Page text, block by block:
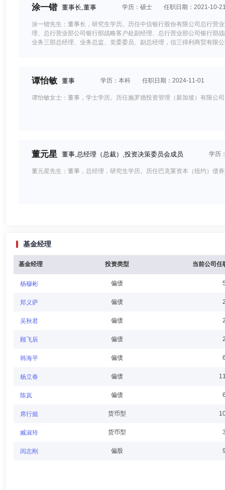
涂一锴 董事长,董事 学历：硕士 任职日期：2021-10-
涂一锴先生：董事长，研究生学历。历任中信银行股份有限公司总行营
理、总行营业部公司银行部战略客户处副经理、总行营业部公司银行部
业务三部总经理、业务总监、党委委员、副总经理，信三得利商贸有限
谭怡敏 董事 学历：本科 任职日期：2024-11-01
谭怡敏女士：董事，学士学历。历任施罗德投资管理（新加坡）有限公
董元星 董事,总经理（总裁）,投资决策委员会成员 学历
董元星先生：董事，总经理，研究生学历。历任巴克莱资本（纽约）债
安思宇女士：董事，本科学历。历任康博建创软件（上海）有限公司北
理、总经理，兼中信聚信（北京）资本管理有限公司副总经理，中信信
金管理有限公司董事、江西中威房地产开发有限公司董事、中国国际经
王伯莉 学历：本科
王伯莉女士：董事，中国台湾籍，本科学历。历任花旗银行经理，荷兰
董事长、瀚亚投资（香港）有限公司董事、瀚亚投资管理（上海）有限
桂思毅 董事会秘书,副总经理 任职日期：
桂思毅先生：副总经理，工商管理硕士。历任安达信咨询管理有限公
务总监、首席财务官、首席运营官。现任信诚基金管理有限公司副总经
金光辉 学历：硕士
基金经理
基金经理 投资类型 当前公司任
杨穆彬 偏债
郑义萨 偏债
吴秋君 偏债
顾飞辰 偏债
韩海平 偏债
杨立春 偏债
陈岚 偏债
席行懿 货币型
臧淑玲 货币型
闾志刚 偏股